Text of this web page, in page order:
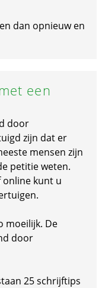
dan opnieuw en
een
door
zijn dat er
mensen zijn
petitie weten.
online kunt u
moeilijk. De
door
25 schrijftips